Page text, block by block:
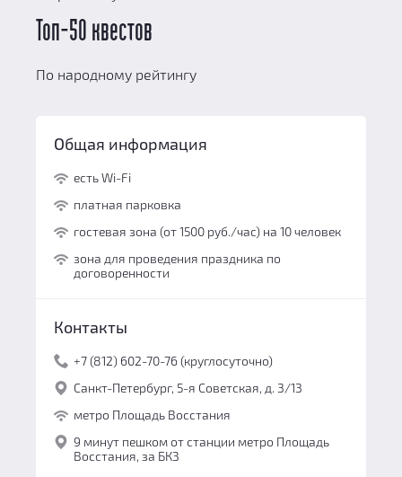
Топ-50 квестов
По народному рейтингу
Общая информация
есть Wi-Fi
платная парковка
гостевая зона (от 1500 руб./час) на 10 человек
зона для проведения праздника по
договоренности
Контакты
+7 (812) 602-70-76 (круглосуточно)
Санкт-Петербург, 5-я Советская, д. 3/13
метро Площадь Восстания
9 минут пешком от станции метро Площадь
Восстания, за БКЗ